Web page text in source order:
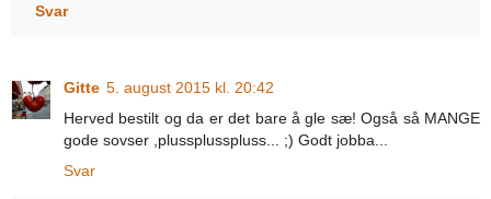
Svar
Gitte 5. august 2015 kl. 20:42
Herved bestilt og da er det bare å gle sæ! Også så MANGE
gode sovser ,plussplusspluss... ;) Godt jobba...
Svar